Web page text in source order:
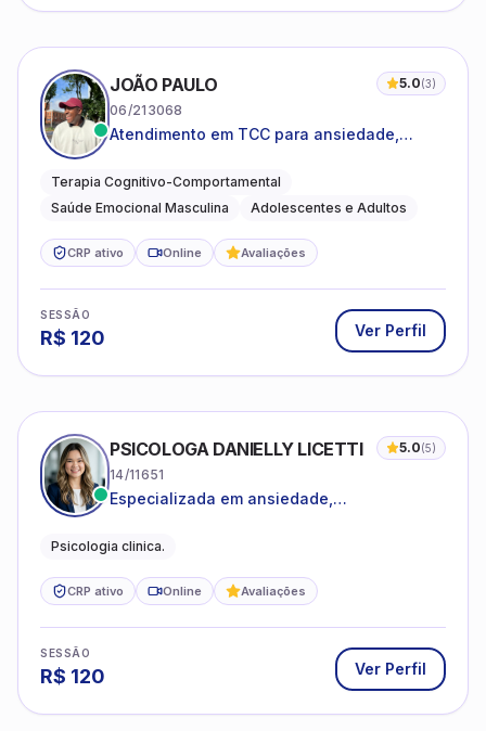
JOÃO PAULO 5.0(3)
06/213068
Atendimento em TCC para ansiedade,
emocional
Terapia Cognitivo-Comportamental
Saúde Emocional Masculina
Adolescentes e Adultos
CRP ativo Online Avaliações
SESSÃO
R$ 120 Ver Perfil
PSICOLOGA DANIELLY LICETTI 5.0(5)
14/11651
Especializada em ansiedade,
Psicologia clinica.
CRP ativo Online Avaliações
SESSÃO
R$ 120 Ver Perfil